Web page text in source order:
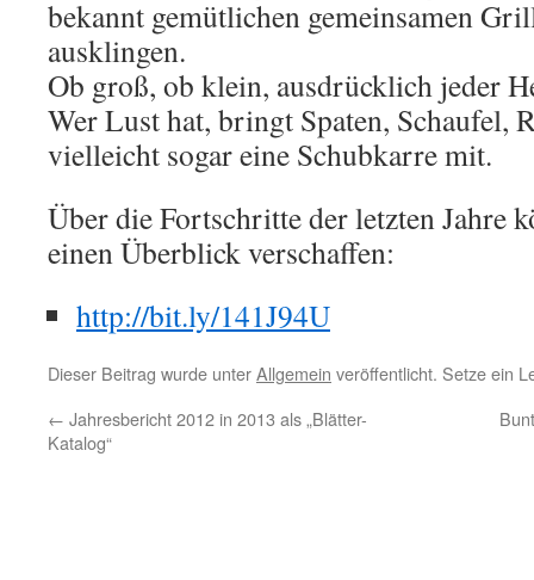
bekannt gemütlichen gemeinsamen
ausklingen.
Ob groß, ob klein, ausdrücklich jeder
Wer Lust hat, bringt Spaten, Schaufel,
vielleicht sogar eine Schubkarre mit.
Über die Fortschritte der letzten Jahre
einen Überblick verschaffen:
http://bit.ly/141J94U
Dieser Beitrag wurde unterAllgemein veröffentlicht. Setze ein
← Jahresbericht 2012 in 2013 als „Blätter-
Katalog“